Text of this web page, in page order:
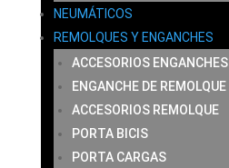
NEUMÁTICOS
REMOLQUES Y ENGANCHES
ACCESORIOS ENGANCHES
ENGANCHE DE REMOLQUE
ACCESORIOS REMOLQUE
PORTA BICIS
PORTA CARGAS